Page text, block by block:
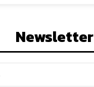
Newsletter